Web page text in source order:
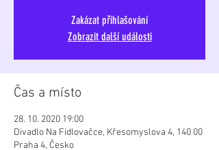
Zakázat přihlašování
Zobrazit další události
Čas a místo
28. 10. 2020 19:00
Divadlo Na Fidlovačce, Křesomyslova 4, 140 00
Praha 4, Česko